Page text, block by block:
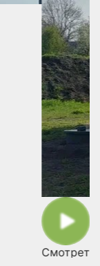
Смотреть